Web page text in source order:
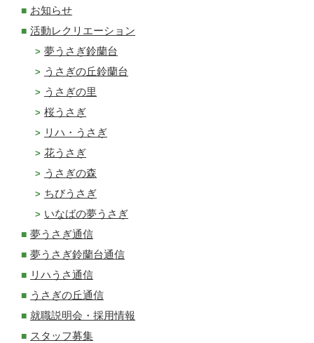
お知らせ
活動レクリエーション
夢うさぎ鈴蘭台
うさぎの丘鈴蘭台
うさぎの里
桜うさぎ
リハ・うさぎ
花うさぎ
うさぎの森
ちびうさぎ
いなばの夢うさぎ
夢うさぎ通信
夢うさぎ鈴蘭台通信
リハうさ通信
うさぎの丘通信
就職説明会・採用情報
スタッフ募集